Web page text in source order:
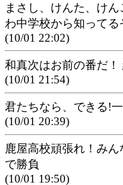
まさし、けんた、け
わ中学校から知ってる
(10/01 22:02)
和真次はお前の番だ！
(10/01 21:54)
君たちなら、できる!
(10/01 20:39)
鹿屋高校頑張れ！み
で勝負
(10/01 19:50)